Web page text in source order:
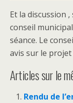
Et la discussion ,
conseil
séance. Le
avis sur le
Articles sur le
Rendu de